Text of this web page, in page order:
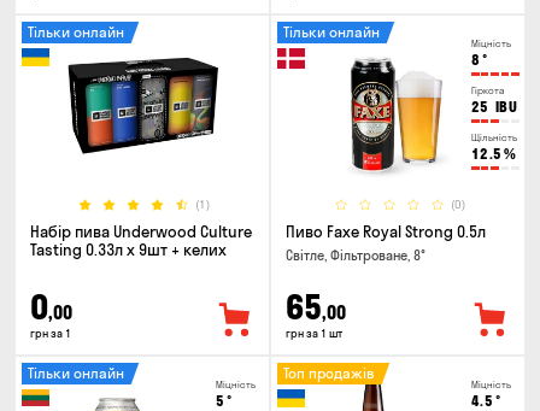
(1)
Тільки онлайн
Набір пива Underwood Culture
Tasting 0.33л x 9шт + келих
0,00
грн за 1
Міцність
8 °
Гіркота
25 IBU
Щільність
12.5 %
(0)
Тільки онлайн
Пиво Faxe Royal Strong 0.5л
Світле, Фільтроване, 8°
65,00
грн за 1 шт
Міцність
5 °
Тільки онлайн
Міцність
4.5 °
Топ продажів